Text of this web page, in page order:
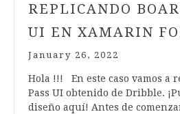
REPLICANDO
UI EN XAMARIN
January 26, 2022
Hola !!! En este caso vamos a
Pass UI obtenido de Dribble.
diseño aquí! Antes de